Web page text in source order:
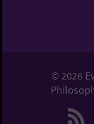
© 2026